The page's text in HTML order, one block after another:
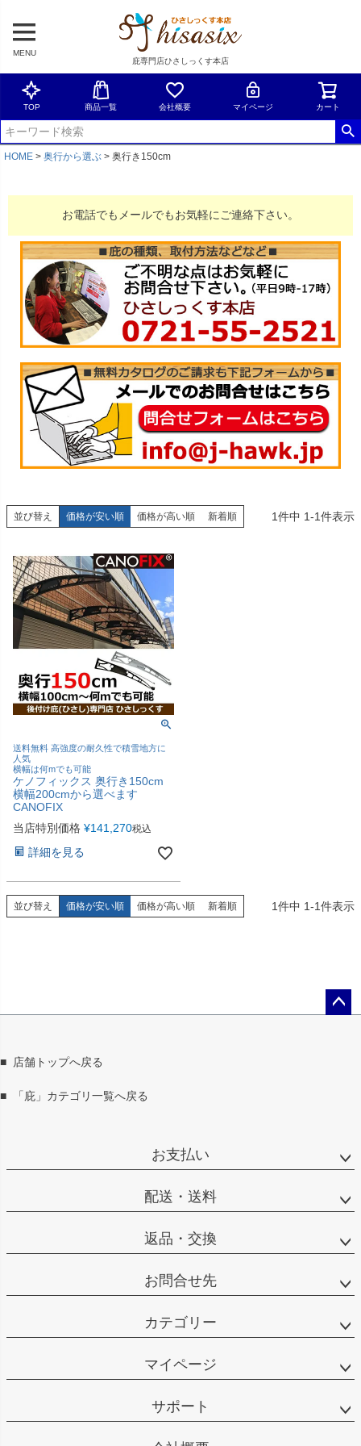
MENU
庇専門店ひさしっくす本店
TOP 商品一覧 会社概要 マイページ カート
HOME 奥行から選ぶ 奥行き150cm
お電話でもメールでもお気軽にご連絡下さい。
並び替え 価格が安い順 価格が高い順 新着順 1件中 1-1件表示
送料無料 高強度の耐久性で積雪地方に
人気
横幅は何mでも可能
ケノフィックス 奥行き150cm
横幅200cmから選べます
CANOFIX
当店特別価格 ¥141,270税込
詳細を見る
並び替え 価格が安い順 価格が高い順 新着順 1件中 1-1件表示
■ 店舗トップへ戻る
■ 「庇」カテゴリ一覧へ戻る
お支払い
配送・送料
返品・交換
お問合せ先
カテゴリー
マイページ
サポート